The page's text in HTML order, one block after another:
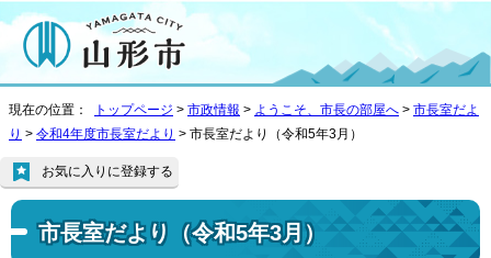
現在の位置： トップページ > 市政情報 > ようこそ、市長の部屋へ > 市長室だよ
り > 令和4年度市長室だより > 市長室だより（令和5年3月）
市長室だより（令和5年3月）
お気に入りに登録する